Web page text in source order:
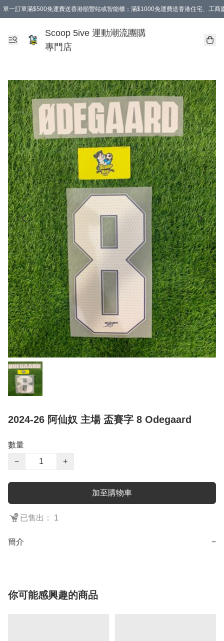
單一訂單滿$500免運費送香港順豐站或智能櫃；滿$1000免運費送香港住宅、工商
Scoop 5ive 運動潮流團購
專門店
2024-26 阿仙奴 主場 盃賽字 8 Odegaard
數量
−
+
加至購物車
已售出： 1
簡介 −
你可能感興趣的商品